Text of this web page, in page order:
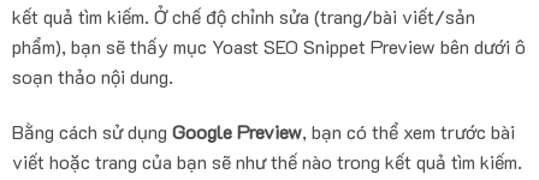
kết quả tìm kiếm. Ở chế độ chỉnh sửa (trang/bài viết/sản
phẩm), bạn sẽ thấy mục Yoast SEO Snippet Preview bên dưới ô
soạn thảo nội dung.
Bằng cách sử dụng Google Preview, bạn có thể xem trước bài
viết hoặc trang của bạn sẽ như thế nào trong kết quả tìm kiếm.